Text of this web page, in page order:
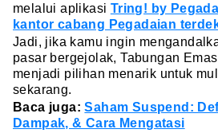
melalui aplikasi Tring! by
kantor cabang Pegadaian
Jadi, jika kamu ingin
pasar bergejolak, Tabungan
menjadi pilihan menarik untuk
sekarang.
Baca juga:Saham Suspend:
Dampak, & Cara Mengatasi